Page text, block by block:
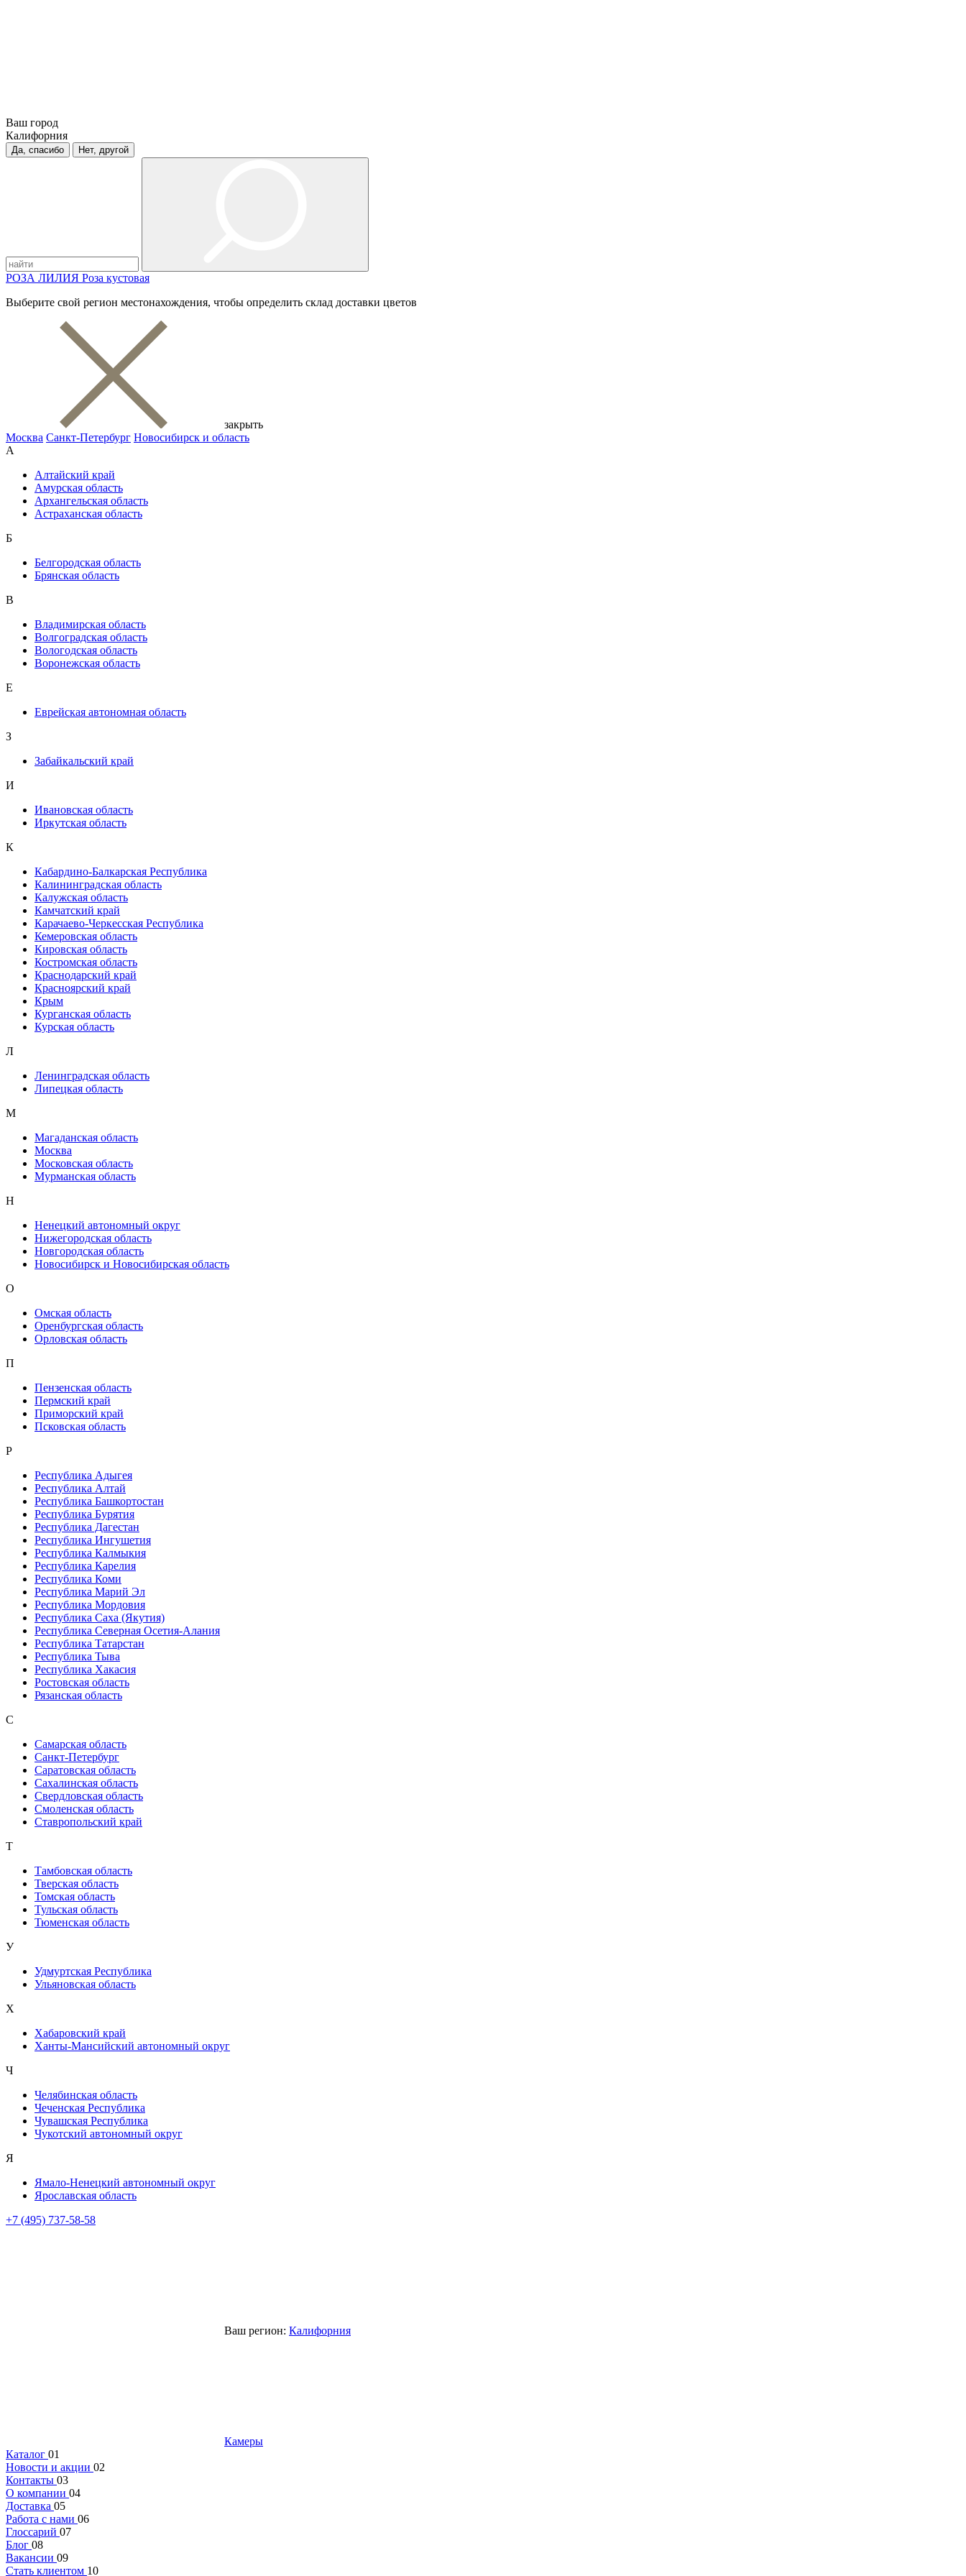
Ваш город
Калифорния
Да, спасибо Нет, другой
РОЗА ЛИЛИЯ Роза кустовая
Выберите свой регион местонахождения, чтобы определить склад доставки цветов
закрыть
Москва Санкт-Петербург Новосибирск и область
А
Алтайский край
Амурская область
Архангельская область
Астраханская область
Б
Белгородская область
Брянская область
В
Владимирская область
Волгоградская область
Вологодская область
Воронежская область
Е
Еврейская автономная область
З
Забайкальский край
И
Ивановская область
Иркутская область
К
Кабардино-Балкарская Республика
Калининградская область
Калужская область
Камчатский край
Карачаево-Черкесская Республика
Кемеровская область
Кировская область
Костромская область
Краснодарский край
Красноярский край
Крым
Курганская область
Курская область
Л
Ленинградская область
Липецкая область
М
Магаданская область
Москва
Московская область
Мурманская область
Н
Ненецкий автономный округ
Нижегородская область
Новгородская область
Новосибирск и Новосибирская область
О
Омская область
Оренбургская область
Орловская область
П
Пензенская область
Пермский край
Приморский край
Псковская область
Р
Республика Адыгея
Республика Алтай
Республика Башкортостан
Республика Бурятия
Республика Дагестан
Республика Ингушетия
Республика Калмыкия
Республика Карелия
Республика Коми
Республика Марий Эл
Республика Мордовия
Республика Саха (Якутия)
Республика Северная Осетия-Алания
Республика Татарстан
Республика Тыва
Республика Хакасия
Ростовская область
Рязанская область
С
Самарская область
Санкт-Петербург
Саратовская область
Сахалинская область
Свердловская область
Смоленская область
Ставропольский край
Т
Тамбовская область
Тверская область
Томская область
Тульская область
Тюменская область
У
Удмуртская Республика
Ульяновская область
Х
Хабаровский край
Ханты-Мансийский автономный округ
Ч
Челябинская область
Чеченская Республика
Чувашская Республика
Чукотский автономный округ
Я
Ямало-Ненецкий автономный округ
Ярославская область
+7 (495) 737-58-58
Ваш регион: Калифорния
Камеры
Каталог 01
Новости и акции 02
Контакты 03
О компании 04
Доставка 05
Работа с нами 06
Глоссарий 07
Блог 08
Вакансии 09
Стать клиентом 10